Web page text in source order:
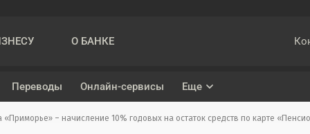
О БАНКЕ
Переводы Онлайн-сервисы Еще
«Приморье» – начисление 10% годовых на остаток средств по карте